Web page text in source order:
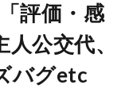
り
評価・感
公交代、
バグetc